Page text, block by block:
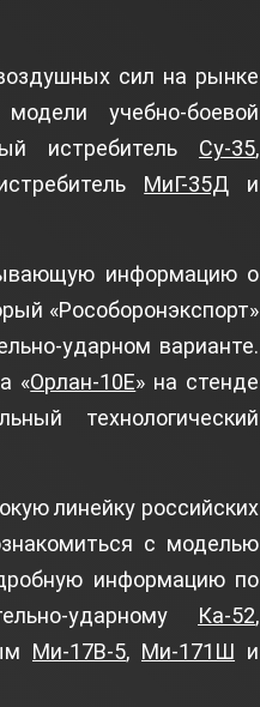
сил на рынке
учебно-боевой
истребитель Су-35,
МиГ-35Д и
информацию о
«Рособоронэкспорт»
ударном варианте.
«Орлан-10Е» на стенде
технологический
линейку российских
с моделью
информацию по
ударному Ка-52,
Ми-17В-5, Ми-171Ш и